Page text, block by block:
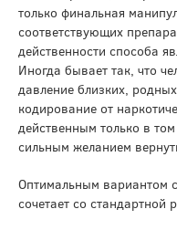
только финальная
соответствующих
действенности способа
Иногда бывает так, что
давление близких,
кодирование от
действенным только в
сильным желанием
Оптимальным вариантом
сочетает со